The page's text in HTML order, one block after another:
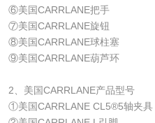
⑥美国CARRLANE把手
⑦美国CARRLANE旋钮
⑧美国CARRLANE球柱塞
⑨美国CARRLANE葫芦环
2、美国CARRLANE产品型号
①美国CARRLANE CL5®5轴夹具